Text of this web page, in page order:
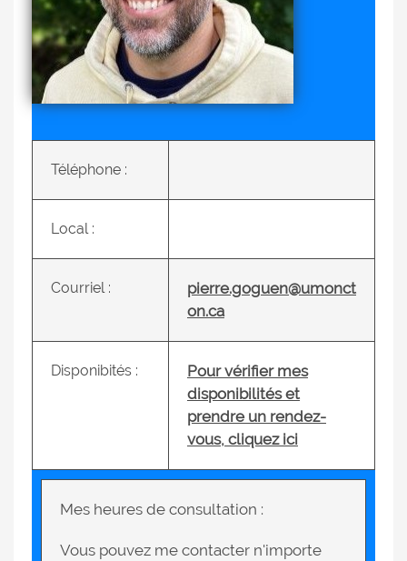
Téléphone :
Local :
Courriel :
pierre.goguen@umonct
on.ca
Disponibités :
Pour vérifier mes
disponibilités et
prendre un rendez-
vous, cliquez ici
Mes heures de consultation :
Vous pouvez me contacter n'importe